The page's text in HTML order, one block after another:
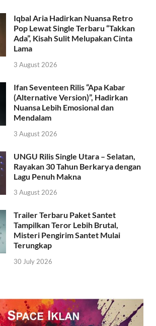
Iqbal Aria Hadirkan Nuansa Retro
Pop Lewat Single Terbaru “Takkan
Ada”, Kisah Sulit Melupakan Cinta
Lama
3 August 2026
Ifan Seventeen Rilis “Apa Kabar
(Alternative Version)”, Hadirkan
Nuansa Lebih Emosional dan
Mendalam
3 August 2026
UNGU Rilis Single Utara – Selatan,
Rayakan 30 Tahun Berkarya dengan
Lagu Penuh Makna
3 August 2026
Trailer Terbaru Paket Santet
Tampilkan Teror Lebih Brutal,
Misteri Pengirim Santet Mulai
Terungkap
30 July 2026